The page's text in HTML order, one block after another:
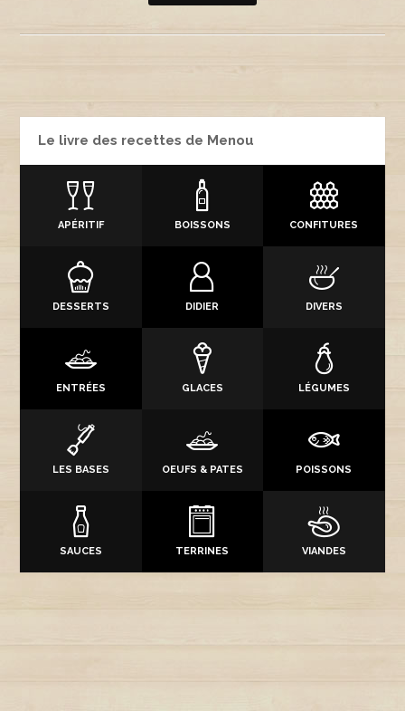
Le livre des recettes de Menou
APÉRITIF BOISSONS CONFITURES
DESSERTS DIDIER DIVERS
ENTRÉES GLACES LÉGUMES
LES BASES OEUFS & PATES POISSONS
SAUCES TERRINES VIANDES